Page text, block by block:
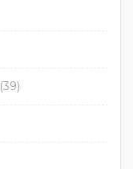
(39)